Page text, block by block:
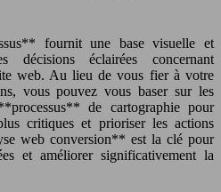
fournit une base visuelle et
décisions éclairées concernant
web. Au lieu de vous fier à votre
vous pouvez vous baser sur les
de cartographie pour
critiques et prioriser les actions
web conversion** est la clé pour
et améliorer significativement la